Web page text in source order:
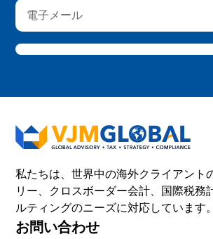
私たちは、世界中の海外クライアント
リー、クロスボーダー会計、国際税務
ルティングのニーズに対応しています。
お問い合わせ